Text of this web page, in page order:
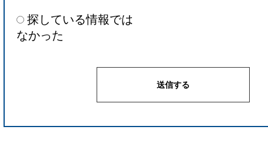
探している情報では
なかった